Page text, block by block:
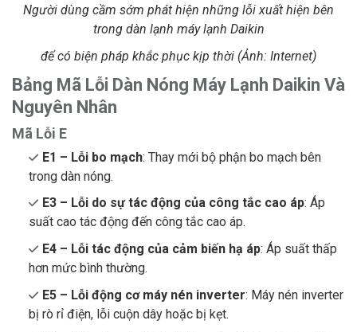
Người dùng cầm sớm phát hiện những lỗi xuất hiện bên
trong dàn lạnh máy lạnh Daikin
để có biện pháp khắc phục kịp thời (Ảnh: Internet)
Bảng Mã Lỗi Dàn Nóng Máy Lạnh Daikin Và
Nguyên Nhân
Mã Lỗi E
E1 – Lỗi bo mạch: Thay mới bộ phận bo mạch bên
trong dàn nóng.
E3 – Lỗi do sự tác động của công tắc cao áp: Áp
suất cao tác động đến công tắc cao áp.
E4 – Lỗi tác động của cảm biến hạ áp: Áp suất thấp
hơn mức bình thường.
E5 – Lỗi động cơ máy nén inverter: Máy nén inverter
bị rò rỉ điện, lỗi cuộn dây hoặc bị kẹt.